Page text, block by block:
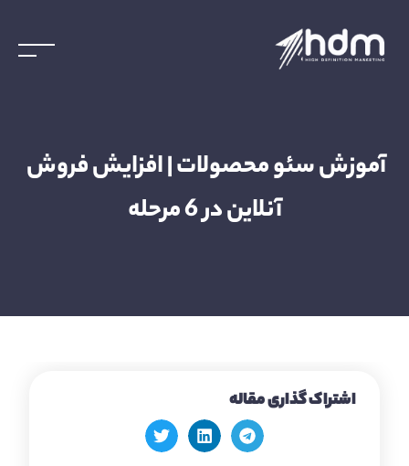
آنلاین در 6 مرحله
اشتراک گذاری مقاله